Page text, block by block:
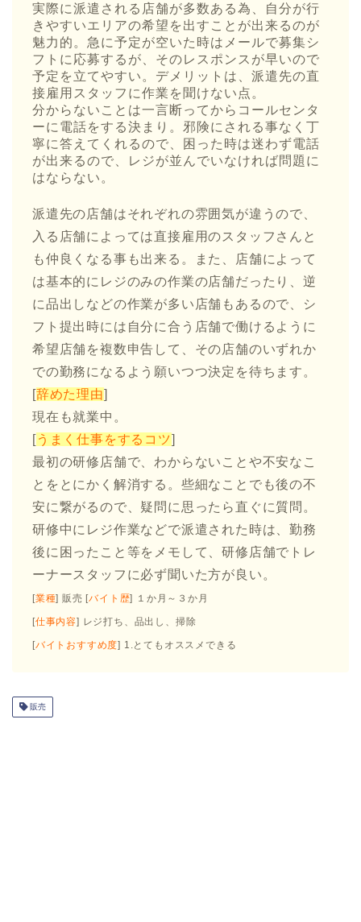
実際に派遣される店舗が多数ある為、自分が行
きやすいエリアの希望を出すことが出来るのが
魅力的。急に予定が空いた時はメールで募集シ
フトに応募するが、そのレスポンスが早いので
予定を立てやすい。デメリットは、派遣先の直
接雇用スタッフに作業を聞けない点。
分からないことは一言断ってからコールセンタ
ーに電話をする決まり。邪険にされる事なく丁
寧に答えてくれるので、困った時は迷わず電話
が出来るので、レジが並んでいなければ問題に
はならない。
派遣先の店舗はそれぞれの雰囲気が違うので、
入る店舗によっては直接雇用のスタッフさんと
も仲良くなる事も出来る。また、店舗によって
は基本的にレジのみの作業の店舗だったり、逆
に品出しなどの作業が多い店舗もあるので、シ
フト提出時には自分に合う店舗で働けるように
希望店舗を複数申告して、その店舗のいずれか
での勤務になるよう願いつつ決定を待ちます。
[辞めた理由]
現在も就業中。
[うまく仕事をするコツ]
最初の研修店舗で、わからないことや不安なこ
とをとにかく解消する。些細なことでも後の不
安に繋がるので、疑問に思ったら直ぐに質問。
研修中にレジ作業などで派遣された時は、勤務
後に困ったこと等をメモして、研修店舗でトレ
ーナースタッフに必ず聞いた方が良い。
[業種] 販売 [バイト歴] １か月～３か月
[仕事内容] レジ打ち、品出し、掃除
[バイトおすすめ度] 1.とてもオススメできる
販売